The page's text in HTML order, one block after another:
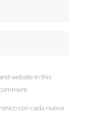
website in this
con cada nueva